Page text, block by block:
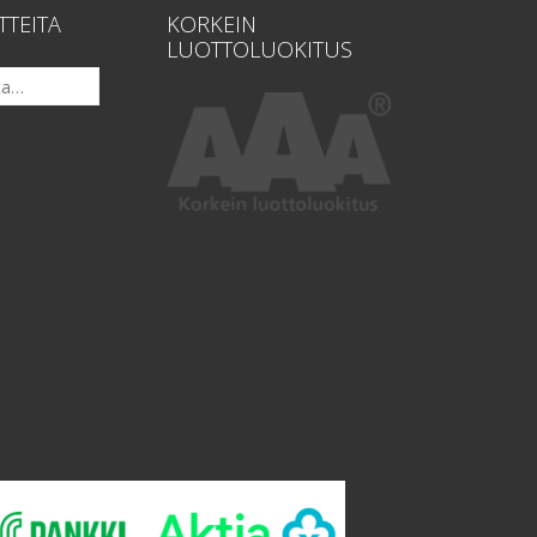
KORKEIN
LUOTTOLUOKITUS